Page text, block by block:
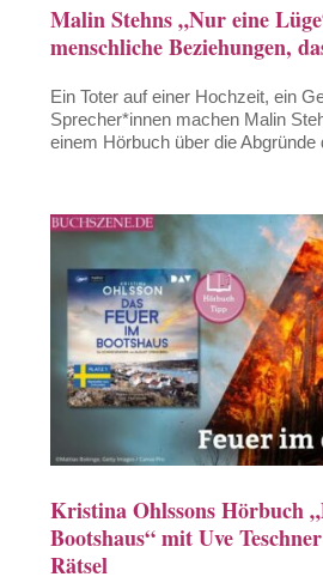
Malin Stehns „Nur eine
menschliche Beziehungen,
Ein Toter auf einer Hochzeit, ein
Sprecher*innen machen Malin
einem Hörbuch über die Abgründe
Kristina Ohlssons Hörbuch
Bootshaus“ mit Uve
Rätsel